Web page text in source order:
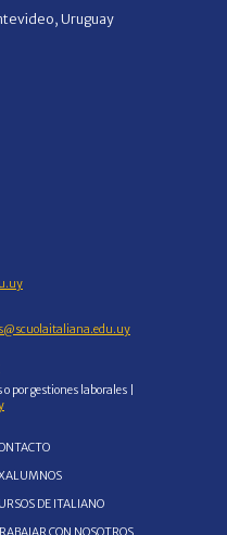
Uruguay
gestiones laborales |
DE ITALIANO